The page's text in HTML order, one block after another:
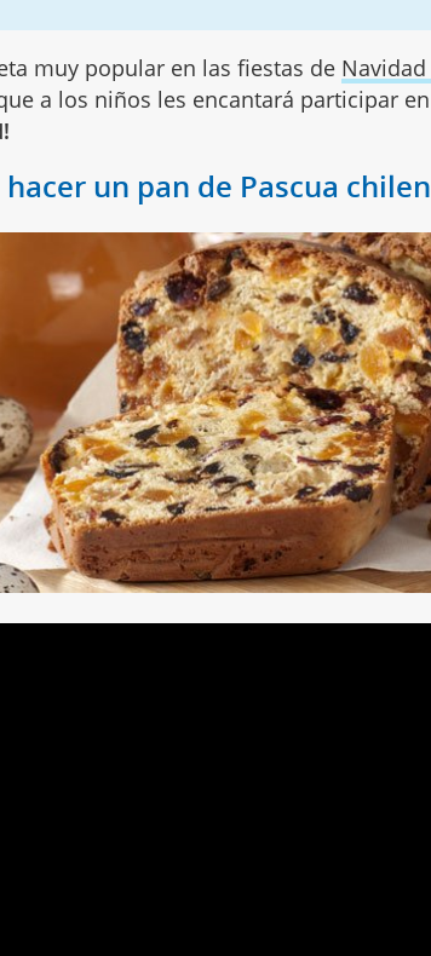
muy popular en las fiestas de
a los niños les encantará participar
un pan de Pascua